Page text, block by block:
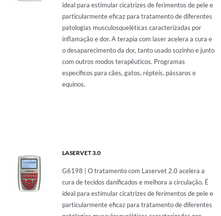
ideal para estimular cicatrizes de ferimentos de pele e
particularmente eficaz para tratamento de diferentes
patologias musculosqueléticas caracterizadas por
inflamação e dor. A terapia com laser acelera a cura e
o desaparecimento da dor, tanto usado sozinho e junto
com outros modos terapêuticos. Programas
específicos para cães, gatos, répteis, pássaros e
equinos.
LASERVET 3.0
G6198 | O tratamento com Laservet 2.0 acelera a
cura de tecidos danificados e melhora a circulação. É
ideal para estimular cicatrizes de ferimentos de pele e
particularmente eficaz para tratamento de diferentes